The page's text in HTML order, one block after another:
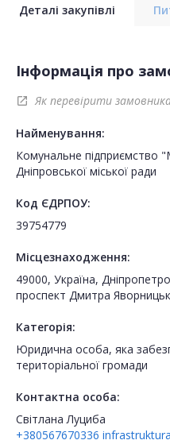
Деталі закупівлі
Інформація про
open_in_new Як перевірити
Найменування:
Комунальне підприємство
Дніпровської міської ради
Код ЄДРПОУ:
39754779
Місцезнаходження:
49000, Україна,
проспект Дмитра
Категорія:
Юридична особа, яка
територіальної громади
Контактна особа:
Світлана Луциба
+380567670336